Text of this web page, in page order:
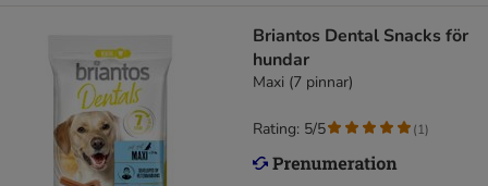
Briantos Dental Snacks för
hundar
Maxi (7 pinnar)
Rating: 5/5 (1)